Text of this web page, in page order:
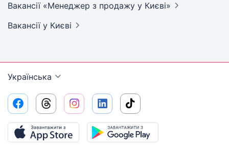
Вакансії «Менеджер з продажу у Києві»
Вакансії у Києві
Українська